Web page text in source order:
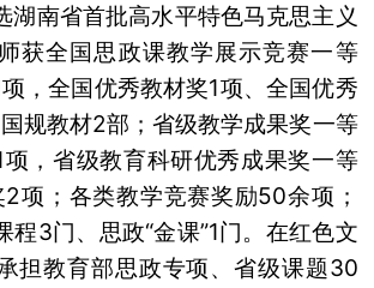
湖南省首批高水平特色马克思主义
获全国思政课教学展示竞赛一等
，全国优秀教材奖1项、全国优秀
规教材2部；省级教学成果奖一等
，省级教育科研优秀成果奖一等
项；各类教学竞赛奖励50余项；
程3门、思政“金课”1门。在红色文
担教育部思政专项、省级课题30